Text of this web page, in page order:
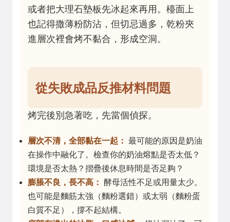
或者把大理石墊板先冰起來再用。檯面上
也記得撒薄粉防沾，但切忌過多，乾粉夾
進層次裡會烤不黏合，形成空洞。
從失敗成品反推材料問題
烤完後別急著吃，先當個偵探。
層次不清，全部黏在一起： 最可能的原因是奶油
在操作中融化了。檢查你的奶油熔點是否太低？
環境是否太熱？摺疊後休息時間是否足夠？
膨脹不良，長不高： 酵母活性不足或用量太少。
也可能是麵筋太強（麵粉選錯）或太弱（麵粉蛋
白質不足），撐不起結構。